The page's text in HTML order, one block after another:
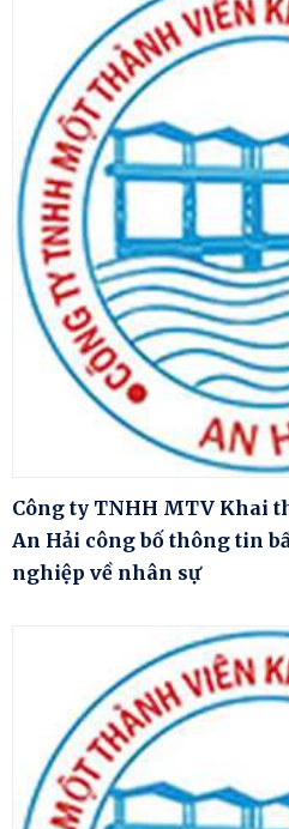
Công ty TNHH MTV Khai
An Hải công bố thông tin
nghiệp về nhân sự